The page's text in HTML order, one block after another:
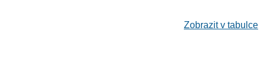
Zobrazit v tabulce